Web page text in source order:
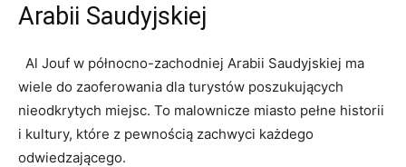
Arabii Saudyjskiej
⁢ ‌ Al​ Jouf w północno-zachodniej Arabii Saudyjskiej ma‌
wiele​ do zaoferowania dla⁢ turystów poszukujących‍
nieodkrytych miejsc. ​To malownicze‌ miasto⁤ pełne historii
i kultury, ‌które z pewnością zachwyci każdego
odwiedzającego.